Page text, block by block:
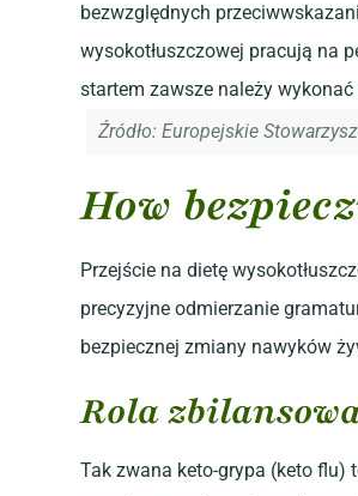
bezwzględnych
wysokotłuszczowej pracują na
startem zawsze należy
Źródło: Europejskie
How
Przejście na dietę
precyzyjne odmierzanie
bezpiecznej zmiany nawyków
Rola
Tak zwana keto-grypa (keto flu)